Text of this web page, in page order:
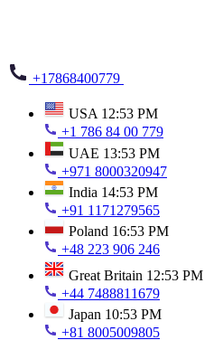
+17868400779
USA 12:53 PM
+1 786 84 00 779
UAE 13:53 PM
+971 8000320947
India 14:53 PM
+91 1171279565
Poland 16:53 PM
+48 223 906 246
Great Britain 12:53 PM
+44 7488811679
Japan 10:53 PM
+81 8005009805